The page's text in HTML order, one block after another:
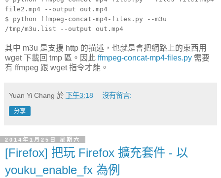
file2.mp4 --output out.mp4
$ python ffmpeg-concat-mp4-files.py --m3u
/tmp/m3u.list --output out.mp4
其中 m3u 是支援 http 的描述，也就是會把網路上的東西用
wget 下載回 tmp 區。因此 ffmpeg-concat-mp4-files.py 需要
有 ffmpeg 跟 wget 指令才能。
Yuan Yi Chang 於 下午3:18 沒有留言:
分享
2014年1月25日 星期六
[Firefox] 把玩 Firefox 擴充套件 - 以
youku_enable_fx 為例